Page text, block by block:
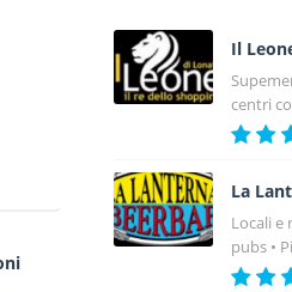
centri
La
Locali e
pubs